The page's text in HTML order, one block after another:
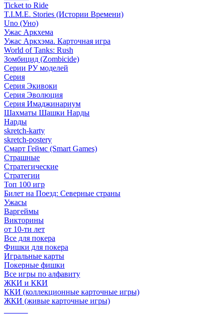
Ticket to Ride
T.I.M.E. Stories (Истории Времени)
Uno (Уно)
Ужас Аркхема
Ужас Аркхэма. Карточная игра
World of Tanks: Rush
Зомбицид (Zombicide)
Серии РУ моделей
Серия
Серия Экивоки
Серия Эволюция
Серия Имаджинариум
Шахматы Шашки Нарды
Нарды
skretch-karty
skretch-postery
Смарт Геймс (Smart Games)
Страшные
Стратегические
Стратегии
Топ 100 игр
Билет на Поезд: Северные страны
Ужасы
Варгеймы
Викторины
от 10-ти лет
Все для покера
Фишки для покера
Игральные карты
Покерные фишки
Все игры по алфавиту
ЖКИ и ККИ
ККИ (коллекционные карточные игры)
ЖКИ (живые карточные игры)